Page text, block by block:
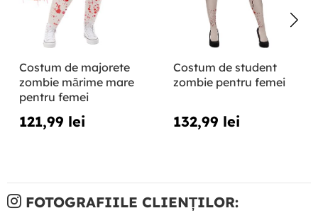
Costum de majorete
zombie mărime mare
pentru femei
121,99 lei
Costum de student
zombie pentru femei
132,99 lei
FOTOGRAFIILE CLIENȚILOR: